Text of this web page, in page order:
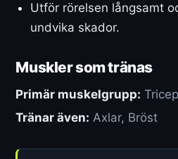
Utför rörelsen långsamt
undvika skador.
Muskler som tränas
Primär muskelgrupp:
Tränar även: Axlar, Bröst